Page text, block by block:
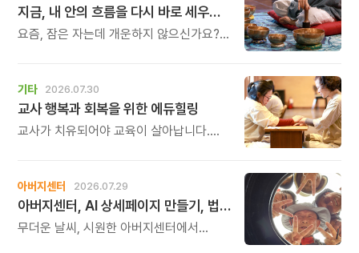
지금, 내 안의 흐름을 다시 바로 세우고 싶다면
요즘, 잠은 자는데 개운하지 않으신가요?
쉬어도 회복되지 않는 건 몸이 아니라
‘에너지의 흐름’이 흐트러졌기 때문입니다.
기타 2026.07.30
교사 행복과 회복을 위한 에듀힐링
교사가 치유되어야 교육이 살아납니다.
교육의 중심에 있는 나 자신을 돌보고
회복하는 시간입니다. 누군가를 가르치기
위해 애써온 시간만큼, 이제는 자신을 위한
쉼과 치유의 시간을 선물해 보시기
아버지센터 2026.07.29
아버지센터, AI 상세페이지 만들기, 법인사용설명서, 사진 일일특강, 숏츠 만들기 등 8월 프로그램 신청하세요
무더운 날씨, 시원한 아버지센터에서